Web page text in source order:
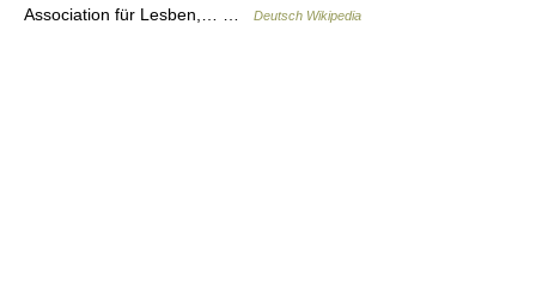
Association für Lesben,… …
Deutsch Wikipedia